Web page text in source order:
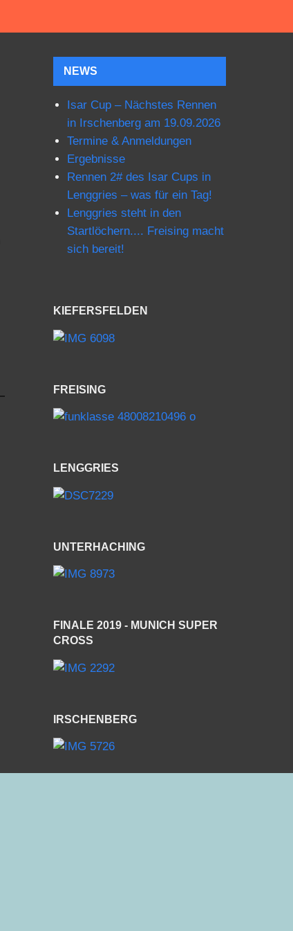
NEWS
Isar Cup – Nächstes Rennen
in Irschenberg am 19.09.2026
Termine & Anmeldungen
Ergebnisse
Rennen 2# des Isar Cups in
Lenggries – was für ein Tag!
Lenggries steht in den
Startlöchern.... Freising macht
sich bereit!
KIEFERSFELDEN
FREISING
LENGGRIES
UNTERHACHING
FINALE 2019 - MUNICH SUPER
CROSS
IRSCHENBERG